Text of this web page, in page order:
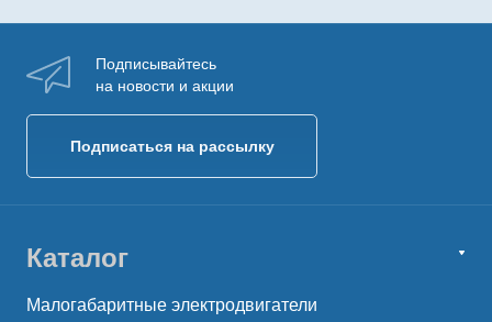
Подписывайтесь
на новости и акции
Подписаться на рассылку
Каталог
Малогабаритные электродвигатели